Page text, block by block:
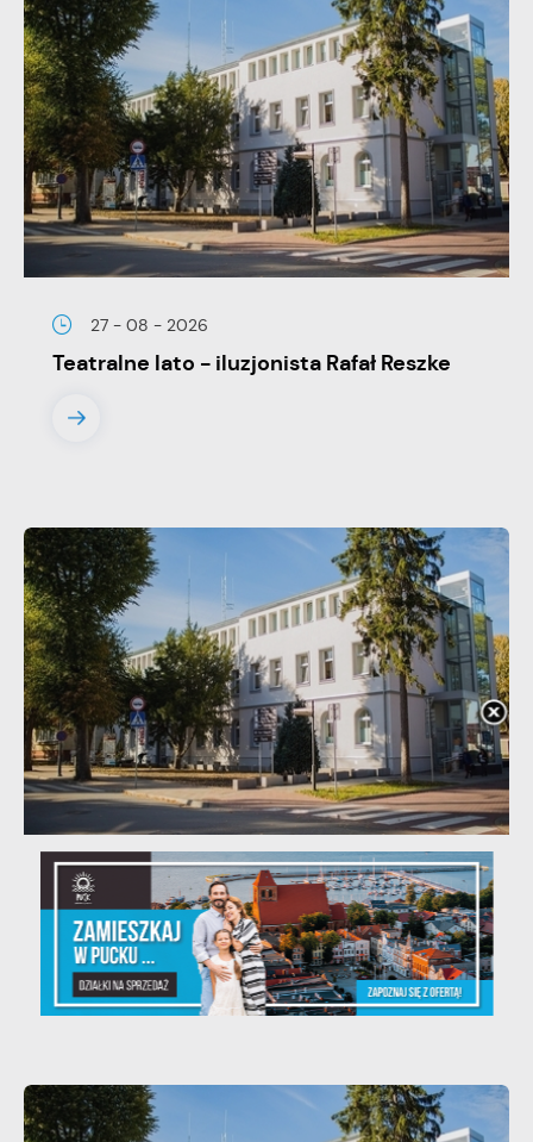
27 - 08 - 2026
Teatralne lato - iluzjonista Rafał Reszke
20 - 08 - 2026
Teatralne lato - Zdrowo i kolorowo
partnerami oraz innych dostawców usług. Firmy te działają w
charakterze pośredników prezentujących nasze treści w
postaci wiadomości, ofert, komunikatów mediów
społecznościowych.